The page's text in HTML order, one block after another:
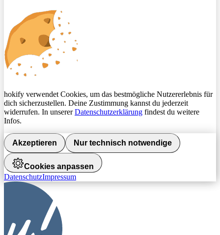
hokify verwendet Cookies, um das bestmögliche Nutzererlebnis für
dich sicherzustellen. Deine Zustimmung kannst du jederzeit
widerrufen. In unsererDatenschutzerklärung findest du weitere
Infos.
Akzeptieren Nur technisch notwendige
Cookies anpassen
DatenschutzImpressum